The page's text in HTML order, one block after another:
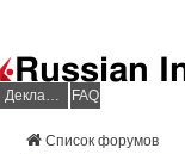
Декларация НДФЛ FAQ
Список форумов